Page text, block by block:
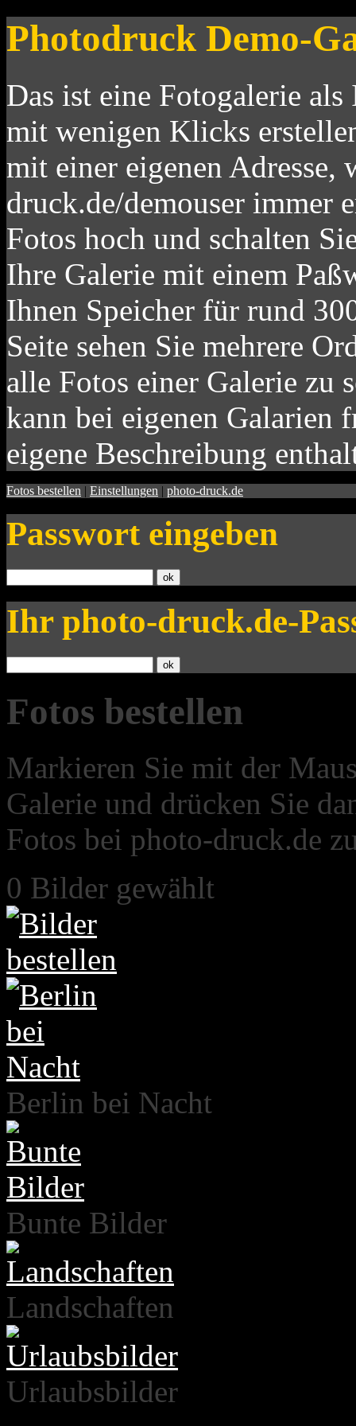
Photodruck Demo-
Das ist eine Fotogalerie
mit wenigen Klicks
mit einer eigenen
druck.de/demouser immer
Fotos hoch und schalten
Ihre Galerie mit einem
Ihnen Speicher für rund
Seite sehen Sie mehrere
alle Fotos einer Galerie zu
kann bei eigenen Galarien
eigene Beschreibung
Fotos bestellen | Einstellungen | photo-druck.de
Passwort eingeben
Ihr photo-druck.de-
Fotos bestellen
Markieren Sie mit der
Galerie und drücken Sie
Fotos bei photo-druck.de
0 Bilder gewählt
Berlin bei Nacht
Bunte Bilder
Landschaften
Urlaubsbilder